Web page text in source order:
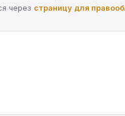
через страницу для